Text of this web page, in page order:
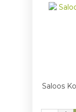
Saloos